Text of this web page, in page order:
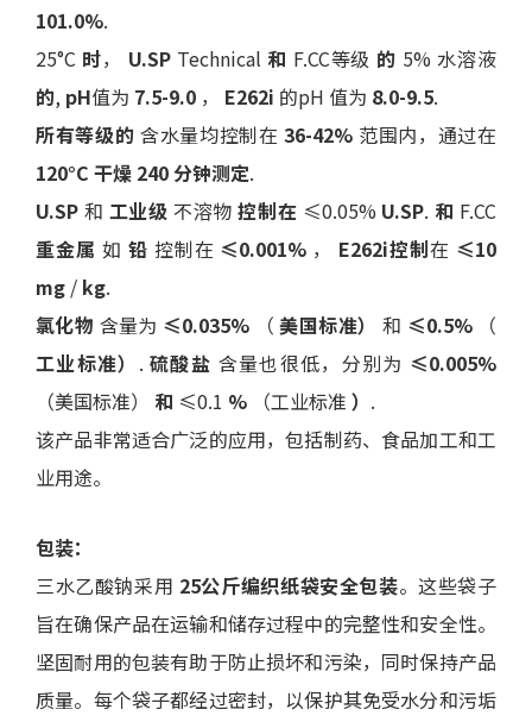
101.0%.
25°C 时， U.SP Technical 和 F.CC等级 的 5% 水溶液
的, pH值为 7.5-9.0 ， E262i 的pH 值为 8.0-9.5.
所有等级的 含水量均控制在36-42% 范围内，通过在
120°C 干燥 240 分钟测定.
U.SP 和 工业级 不溶物控制在 ≤0.05% U.SP. 和 F.CC
重金属 如 铅 控制在 ≤0.001% ， E262i控制在 ≤10
mg / kg.
氯化物 含量为 ≤0.035% （美国标准） 和 ≤0.5%
（
工业标准） .硫酸盐 含量也很低，分别为 ≤0.005%
（美国标准） 和 ≤0.1 % （工业标准 ） .
该产品非常适合广泛的应用，包括制药、食品加工和工
业用途。
包装：
三水乙酸钠采用 25公斤编织纸袋安全包装。这些袋子
旨在确保产品在运输和储存过程中的完整性和安全性。
坚固耐用的包装有助于防止损坏和污染，同时保持产品
质量。每个袋子都经过密封，以保护其免受水分和污垢